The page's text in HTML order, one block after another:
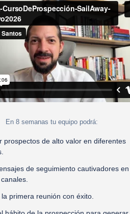
En 8 semanas tu equipo podrá:
prospectos de alto valor en diferentes
de seguimiento cautivadores en
primera reunión con éxito.